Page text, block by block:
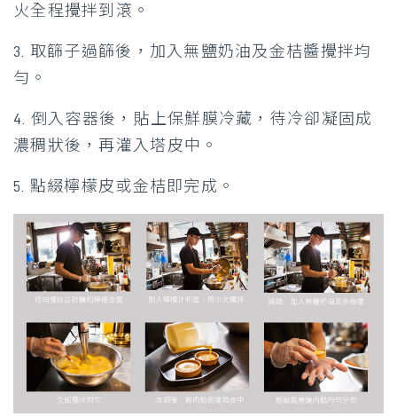
火全程攪拌到滾。
3. 取篩子過篩後，加入無鹽奶油及金桔醬攪拌均
勻。
4. 倒入容器後，貼上保鮮膜冷藏，待冷卻凝固成
濃稠狀後，再灌入塔皮中。
5. 點綴檸檬皮或金桔即完成。